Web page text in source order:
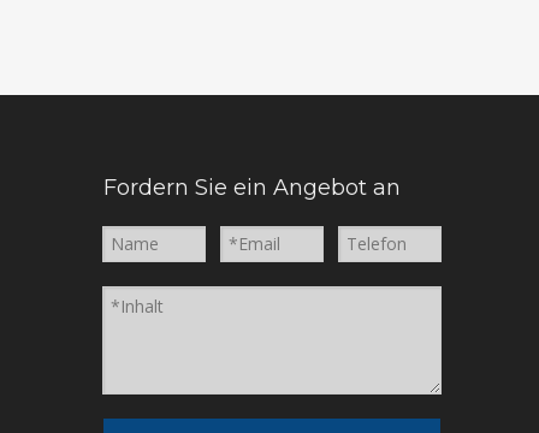
Fordern Sie ein Angebot an